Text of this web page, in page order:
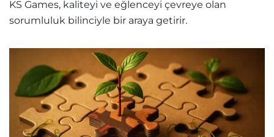
KS Games, kaliteyi ve eğlenceyi çevreye olan
sorumluluk bilinciyle bir araya getirir.